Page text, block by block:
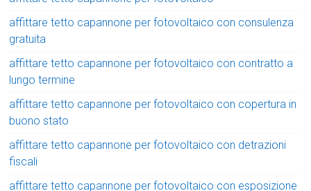
affittare tetto capannone per fotovoltaico con consulenza
gratuita
affittare tetto capannone per fotovoltaico con contratto a
lungo termine
affittare tetto capannone per fotovoltaico con copertura in
buono stato
affittare tetto capannone per fotovoltaico con detrazioni
fiscali
affittare tetto capannone per fotovoltaico con esposizione